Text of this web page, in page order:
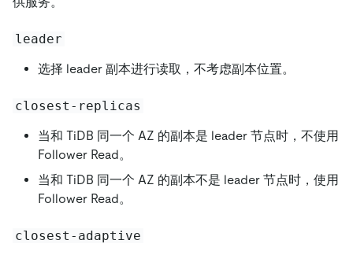
leader
选择 leader 副本进行读取，不考虑副本位置。
closest-replicas
当和 TiDB 同一个 AZ 的副本是 leader 节点时，不使用
Follower Read。
当和 TiDB 同一个 AZ 的副本不是 leader 节点时，使用
Follower Read。
closest-adaptive